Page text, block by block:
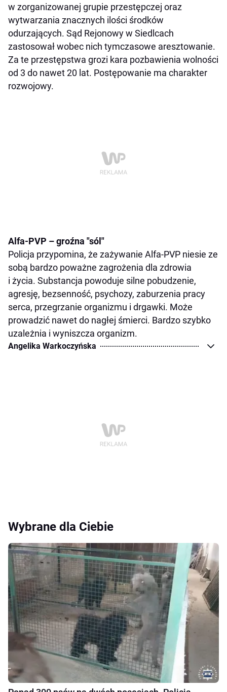
w zorganizowanej grupie przestępczej oraz
wytwarzania znacznych ilości środków
odurzających. Sąd Rejonowy w Siedlcach
zastosował wobec nich tymczasowe aresztowanie.
Za te przestępstwa grozi kara pozbawienia wolności
od 3 do nawet 20 lat. Postępowanie ma charakter
rozwojowy.
Alfa-PVP – groźna "sól"
Policja przypomina, że zażywanie Alfa-PVP niesie ze
sobą bardzo poważne zagrożenia dla zdrowia
i życia. Substancja powoduje silne pobudzenie,
agresję, bezsenność, psychozy, zaburzenia pracy
serca, przegrzanie organizmu i drgawki. Może
prowadzić nawet do nagłej śmierci. Bardzo szybko
uzależnia i wyniszcza organizm.
Angelika Warkoczyńska
Wybrane dla Ciebie